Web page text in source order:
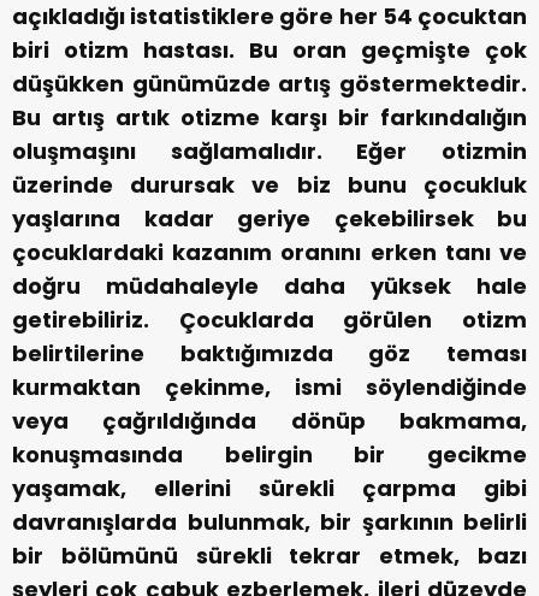
açıkladığı istatistiklere göre her 54 çocuktan
biri otizm hastası. Bu oran geçmişte çok
düşükken günümüzde artış göstermektedir.
Bu artış artık otizme karşı bir farkındalığın
oluşmaşını sağlamalıdır. Eğer otizmin
üzerinde durursak ve biz bunu çocukluk
yaşlarına kadar geriye çekebilirsek bu
çocuklardaki kazanım oranını erken tanı ve
doğru müdahaleyle daha yüksek hale
getirebiliriz. Çocuklarda görülen otizm
belirtilerine baktığımızda göz teması
kurmaktan çekinme, ismi söylendiğinde
veya çağrıldığında dönüp bakmama,
konuşmasında belirgin bir gecikme
yaşamak, ellerini sürekli çarpma gibi
davranışlarda bulunmak, bir şarkının belirli
bir bölümünü sürekli tekrar etmek, bazı
şeyleri çok çabuk ezberlemek, ileri düzeyde